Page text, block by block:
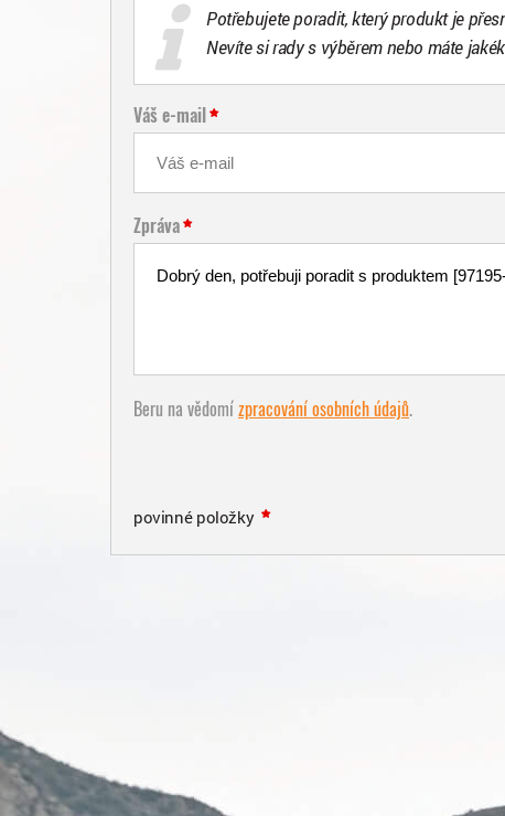
Potřebujete poradit, který produkt je
Nevíte si rady s výběrem nebo máte
Váš e-mail
Zpráva
Beru na vědomízpracování osobních údajů.
povinné položky